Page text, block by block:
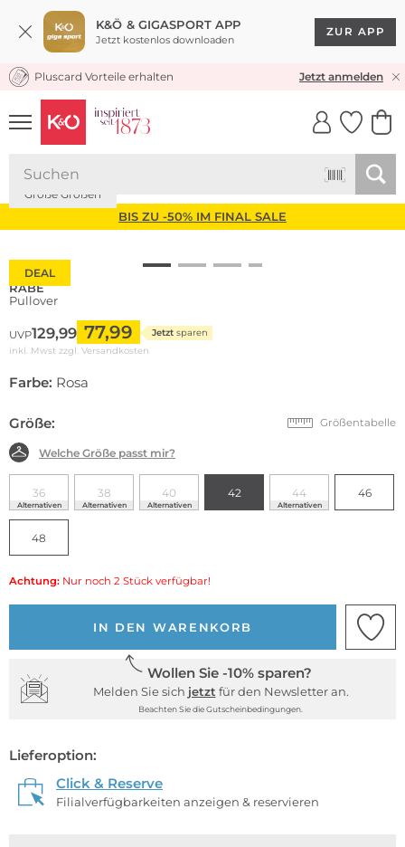
K&Ö & GIGASPORT APP
Jetzt kostenlos downloaden
ZUR APP
KOSTENLOSER VERSAND* & RÜCKVERSAND
Pluscard Vorteile erhalten Jetzt anmelden
UNSERE APP
CLICK &
BIS ZU -50% IM FINAL SALE
DEAL
Große Größen
RABE
Pullover
UVP129,99 77,99 Jetzt sparen
inkl. Mwst zzgl. Versandkosten
Farbe: Rosa
Größe: Größentabelle
Welche Größe passt mir?
36
Alternativen
38
Alternativen
40
Alternativen
42 44
Alternativen
46
48
Achtung: Nur noch 2 Stück verfügbar!
IN DEN WARENKORB
Wollen Sie -10% sparen?
Melden Sie sich jetzt für den Newsletter an.
Beachten Sie die Gutscheinbedingungen.
Lieferoption:
Click & Reserve
Filialverfügbarkeiten anzeigen & reservieren